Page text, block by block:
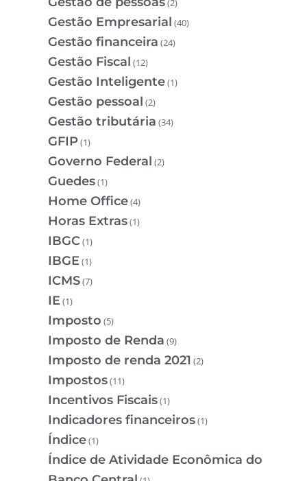
(2)
Gestão Empresarial (40)
Gestão financeira (24)
Gestão Fiscal (12)
Gestão Inteligente(1)
Gestão pessoal (2)
Gestão tributária (34)
GFIP(1)
Governo Federal (2)
Guedes(1)
Home Office(4)
Horas Extras(1)
IBGC(1)
IBGE(1)
ICMS(7)
IE(1)
Imposto (5)
Imposto de Renda (9)
Imposto de renda 2021 (2)
Impostos(11)
Incentivos Fiscais(1)
Indicadores financeiros(1)
Índice(1)
Índice de Atividade Econômica do